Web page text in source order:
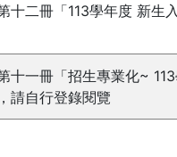
十二冊「113學年度 新生
十一冊「招生專業化~
請自行登錄閱覽